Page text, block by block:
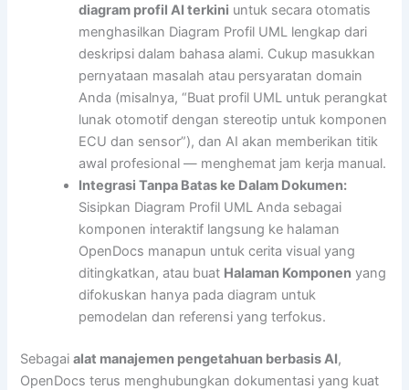
diagram profil AI terkini untuk secara otomatis
menghasilkan Diagram Profil UML lengkap dari
deskripsi dalam bahasa alami. Cukup masukkan
pernyataan masalah atau persyaratan domain
Anda (misalnya, “Buat profil UML untuk perangkat
lunak otomotif dengan stereotip untuk komponen
ECU dan sensor”), dan AI akan memberikan titik
awal profesional — menghemat jam kerja manual.
Integrasi Tanpa Batas ke Dalam Dokumen:
Sisipkan Diagram Profil UML Anda sebagai
komponen interaktif langsung ke halaman
OpenDocs manapun untuk cerita visual yang
ditingkatkan, atau buat Halaman Komponen yang
difokuskan hanya pada diagram untuk
pemodelan dan referensi yang terfokus.
Sebagaialat manajemen pengetahuan berbasis AI,
OpenDocs terus menghubungkan dokumentasi yang kuat